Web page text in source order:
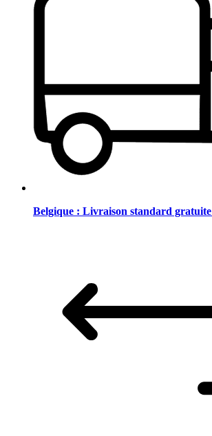
Belgique : Livraison standard gratuite